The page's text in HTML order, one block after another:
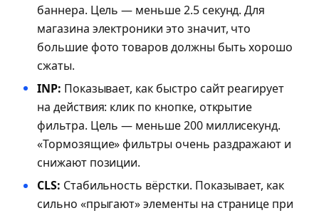
баннера. Цель — меньше 2.5 секунд. Для
магазина электроники это значит, что
большие фото товаров должны быть хорошо
сжаты.
INP: Показывает, как быстро сайт реагирует
на действия: клик по кнопке, открытие
фильтра. Цель — меньше 200 миллисекунд.
«Тормозящие» фильтры очень раздражают и
снижают позиции.
CLS: Стабильность вёрстки. Показывает, как
сильно «прыгают» элементы на странице при